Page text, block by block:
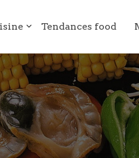
Tendances food